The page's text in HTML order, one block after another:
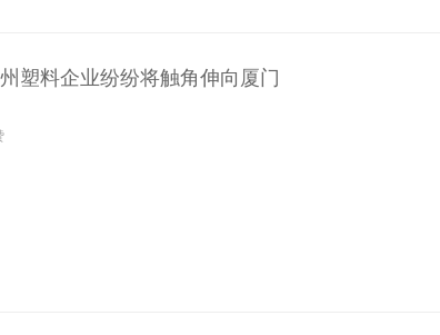
塑料企业纷纷将触角伸向厦门